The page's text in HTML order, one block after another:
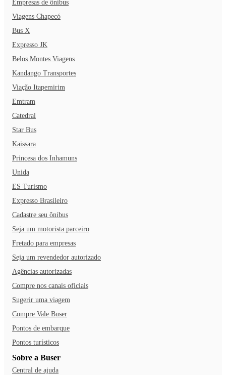
Empresas de ônibus
Viagens Chapecó
Bus X
Expresso JK
Belos Montes Viagens
Kandango Transportes
Viação Itapemirim
Emtram
Catedral
Star Bus
Kaissara
Princesa dos Inhamuns
Unida
ES Turismo
Expresso Brasileiro
Cadastre seu ônibus
Seja um motorista parceiro
Fretado para empresas
Seja um revendedor autorizado
Agências autorizadas
Compre nos canais oficiais
Sugerir uma viagem
Compre Vale Buser
Pontos de embarque
Pontos turísticos
Sobre a Buser
Central de ajuda